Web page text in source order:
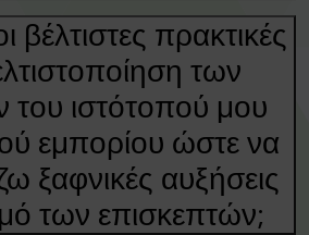
βέλτιστες πρακτικές
των
του ιστότοπού μου
εμπορίου ώστε να
ξαφνικές αυξήσεις
των επισκεπτών;